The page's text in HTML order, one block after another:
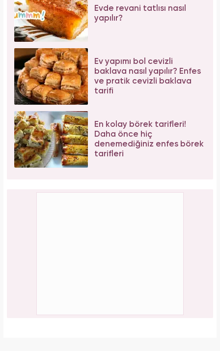
Evde revani tatlısı nasıl
yapılır?
Ev yapımı bol cevizli
baklava nasıl yapılır? Enfes
ve pratik cevizli baklava
tarifi
En kolay börek tarifleri!
Daha önce hiç
denemediğiniz enfes börek
tarifleri